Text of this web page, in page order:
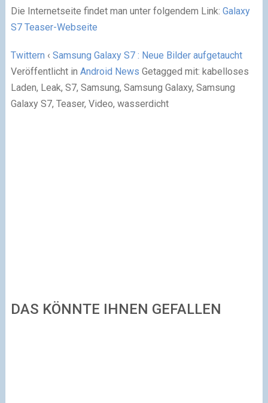
Die Internetseite findet man unter folgendem Link: Galaxy
S7 Teaser-Webseite
Twittern ‹ Samsung Galaxy S7 : Neue Bilder aufgetaucht
Veröffentlicht in Android News Getagged mit: kabelloses
Laden, Leak, S7, Samsung, Samsung Galaxy, Samsung
Galaxy S7, Teaser, Video, wasserdicht
DAS KÖNNTE IHNEN GEFALLEN